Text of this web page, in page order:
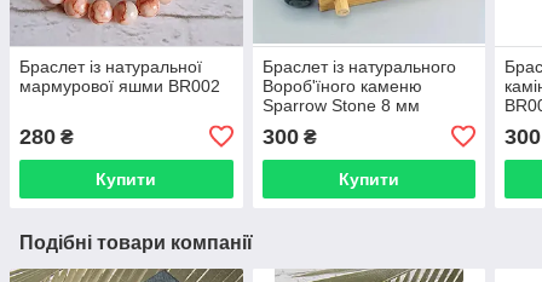
Браслет із натуральної
мармурової яшми BR002
280 ₴
Купити
Браслет із натурального
Вороб'їного каменю
Sparrow Stone 8 мм
300₴
Купити
300
Подібні товари компанії